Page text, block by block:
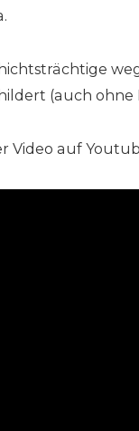
(auch ohne
Video auf